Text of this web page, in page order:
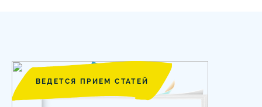
ВЕДЕТСЯ ПРИЕМ СТАТЕЙ